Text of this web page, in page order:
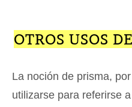
OTROS USOS
La noción de prisma,
utilizarse para referirse